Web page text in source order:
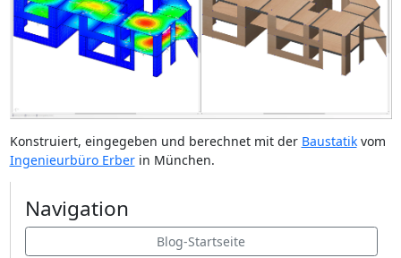
Konstruiert, eingegeben und berechnet mit der Baustatikvom
Ingenieurbüro Erberin München.
Navigation
Blog-Startseite